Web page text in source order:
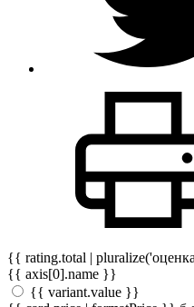
{{ rating.total |
{{ axis[0].name }}
{{ variant.value }}